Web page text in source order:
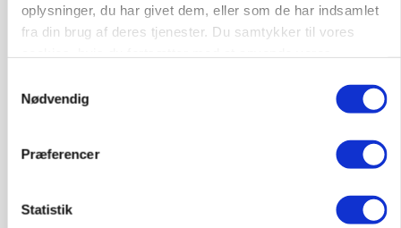
oplysninger, du har givet dem, eller som de har indsamlet
fra din brug af deres tjenester. Du samtykker til vores
Nødvendig
Præferencer
Statistik
KVÆG